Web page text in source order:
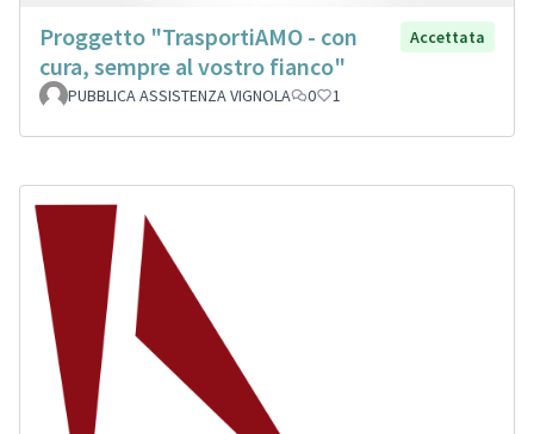
Proggetto "TrasportiAMO - con
cura, sempre al vostro fianco"
Accettata
PUBBLICA ASSISTENZA VIGNOLA 0 1